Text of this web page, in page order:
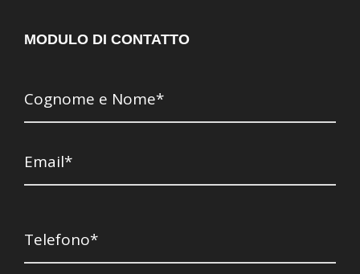
MODULO DI CONTATTO